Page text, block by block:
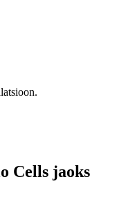
Cells jaoks